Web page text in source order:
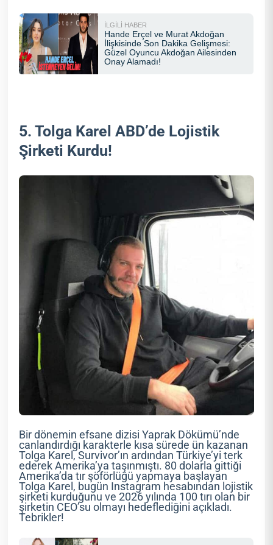
5. Tolga Karel ABD’de Lojistik
Şirketi Kurdu!
Bir dönemin efsane dizisi Yaprak Dökümü’nde
canlandırdığı karakterle kısa sürede ün kazanan
Tolga Karel, Survivor’ın ardından Türkiye’yi terk
ederek Amerika’ya taşınmıştı. 80 dolarla gittiği
Amerika’da tır şöförlüğü yapmaya başlayan
Tolga Karel, bugün Instagram hesabından lojistik
şirketi kurduğunu ve 2026 yılında 100 tırı olan bir
şirketin CEO’su olmayı hedeflediğini açıkladı.
Tebrikler!